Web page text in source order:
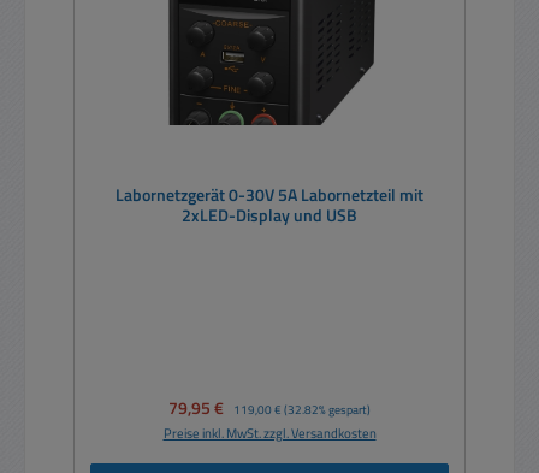
Labornetzgerät 0-30V 5A Labornetzteil mit
2xLED-Display und USB
Verkaufspreis:
79,95 € Regulärer Preis:
119,00 € (32.82% gespart)
Preise inkl. MwSt. zzgl. Versandkosten